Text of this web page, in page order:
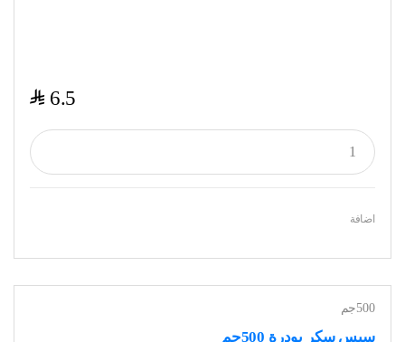
6.5
$
اضافة
500جم
سيس سكر بودرة 500جم